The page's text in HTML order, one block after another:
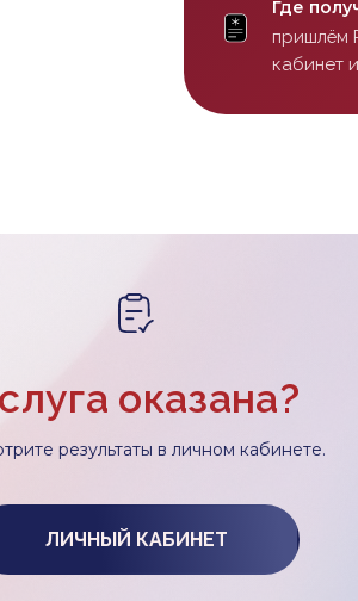
Где
пришлём
кабинет
оказана?
результаты в личном кабинете.
ЛИЧНЫЙ КАБИНЕТ